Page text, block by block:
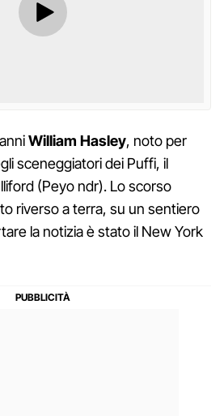
William Hasley, noto per
sceneggiatori dei Puffi, il
(Peyo ndr). Lo scorso
riverso a terra, su un sentiero
la notizia è stato il New York